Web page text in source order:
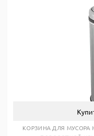
КОРЗИНА ДЛЯ